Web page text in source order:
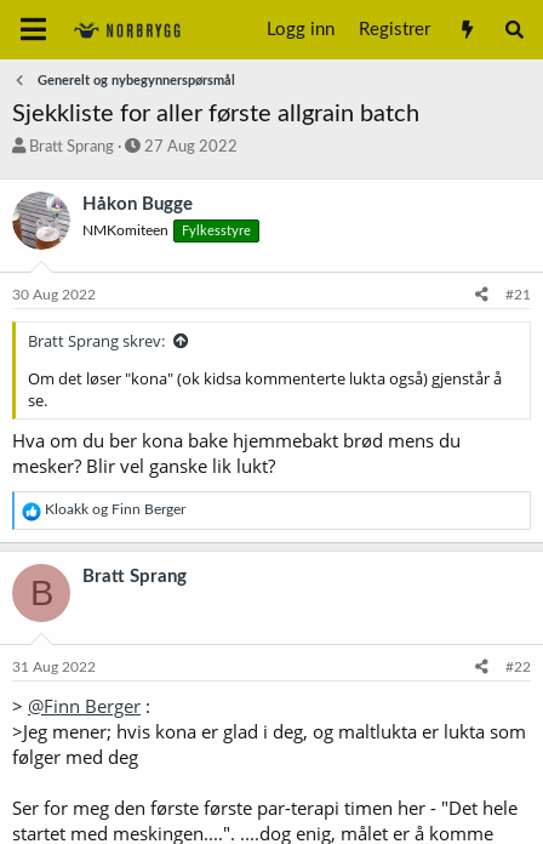
Logg inn Registrer
Generelt og nybegynnerspørsmål
Sjekkliste for aller første allgrain batch
T
å
d
s
a
r
t
e
Bratt Sprang
S
r
t
a
o
27 Aug 2022
Håkon Bugge
NMKomiteen Fylkesstyre
30 Aug 2022 #21
Bratt Sprang skrev:
Om det løser "kona" (ok kidsa kommenterte lukta også) gjenstår å
se.
Hva om du ber kona bake hjemmebakt brød mens du
mesker? Blir vel ganske lik lukt?
R
e
a
k
s
j
o
e
:
Kloakk og Finn Berger
B Bratt Sprang
31 Aug 2022 #22
> @Finn Berger :
>Jeg mener; hvis kona er glad i deg, og maltlukta er lukta som
følger med deg
Ser for meg den første første par-terapi timen her - "Det hele
startet med meskingen....". ....dog enig, målet er å komme